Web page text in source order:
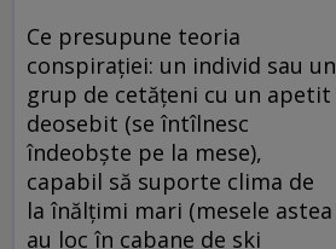
Ce presupune teoria
conspiraţiei: un individ sau un
grup de cetăţeni cu un apetit
deosebit (se întîlnesc
îndeobşte pe la mese),
capabil să suporte clima de
la înălţimi mari (mesele astea
au loc în cabane de ski